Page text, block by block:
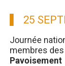
25
Journée
membres
Pavoisement